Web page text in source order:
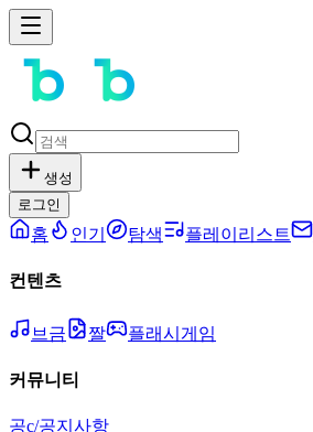
생성
로그인
홈 인기 탐색 플레이리스트
컨텐츠
브금 짤 플래시게임
커뮤니티
공c/공지사항